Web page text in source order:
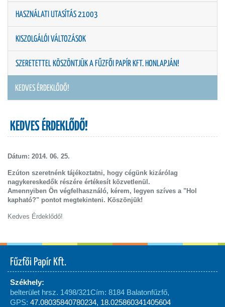
HASZNÁLATI UTASÍTÁS 21003
KISZOLGÁLÓI VÁLTOZÁSOK
SZERETETTEL KÖSZÖNTJÜK A FŰZFŐI PAPÍR KFT. HONLAPJÁN!
KEDVES ÉRDEKLŐDŐ!
KEDVES ÉRDEKLŐDŐ!
Dátum: 2014. 06. 25.
Ezúton szeretnénk tájékoztatni, hogy cégünk kizárólag
nagykereskedők részére értékesít közvetlenül.
Amennyiben Ön végfelhasználó, kérem, legyen szíves a "Hol
kapható?" pontot megtekinteni. Köszönjük!
Kedves Érdeklődő!
Fűzfői Papír Kft.
Székhely:
Cím: 8184 Balatonfűzfő,
belterület hrsz. 1498/321
GPS: 47.08035840780234, 18.025860341405604